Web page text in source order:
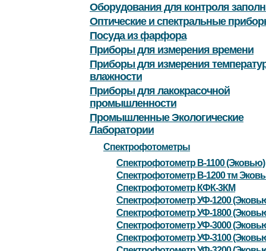
Оборудования для контроля
Оптические и спектральные
Посуда из фарфора
Приборы для измерения времени
Приборы для измерения
влажности
Приборы для лакокрасочной
промышленности
Промышленные Экологические
Лаборатории
Спектрофотометры
Спектрофотометр В-1100 (Эковью)
Спектрофотометр В-1200 тм
Спектрофотометр КФК-3КМ
Спектрофотометр УФ-1200
Спектрофотометр УФ-1800
Спектрофотометр УФ-3000
Спектрофотометр УФ-3100